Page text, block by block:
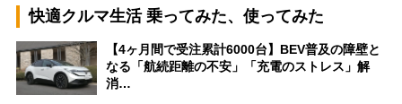
快適クルマ生活 乗ってみた、使ってみた
【4ヶ月間で受注累計6000台】BEV普及の障壁と
なる「航続距離の不安」「充電のストレス」解
消…